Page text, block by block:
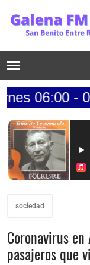
08:00
sociedad
Coronavirus
pasajeros que